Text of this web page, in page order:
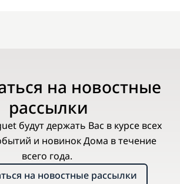
на новостные
рассылки
будут держать Вас в курсе всех
и новинок Дома в течение
всего года.
на новостные рассылки